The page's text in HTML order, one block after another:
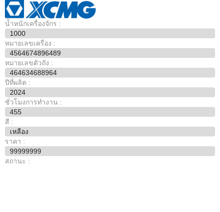
น้ำหนักเครื่องจักร :
1000
หมายเลขเครื่อง :
4564674896489
หมายเลขตัวถัง :
464634688964
ปีที่ผลิต :
2024
ชั่วโมงการทำงาน :
455
สี :
เหลือง
ราคา :
99999999
สถานะ :